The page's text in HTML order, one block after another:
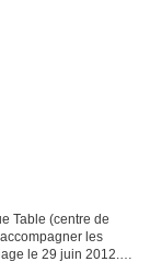
Table (centre de
les
le 29 juin 2012.